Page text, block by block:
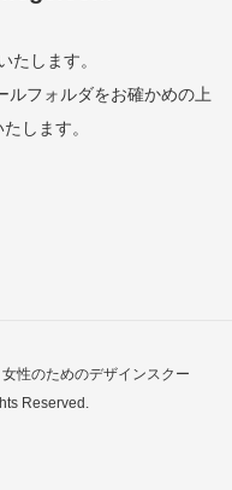
たします。
ルフォルダをお確かめの上
します。
性のためのデザインスクー
Reserved.